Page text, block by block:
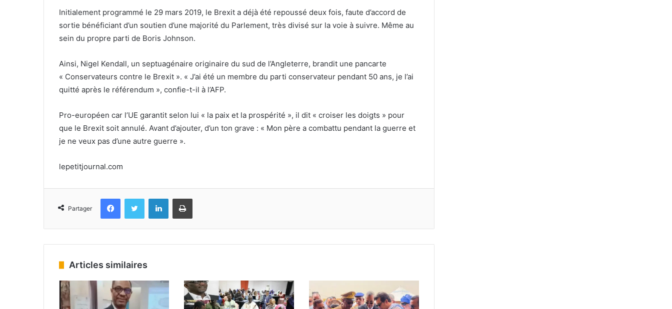
Initialement programmé le 29 mars 2019, le Brexit a déjà été repoussé deux fois, faute d’accord de
sortie bénéficiant d’un soutien d’une majorité du Parlement, très divisé sur la voie à suivre. Même au
sein du propre parti de Boris Johnson.
Ainsi, Nigel Kendall, un septuagénaire originaire du sud de l’Angleterre, brandit une pancarte
« Conservateurs contre le Brexit ». « J’ai été un membre du parti conservateur pendant 50 ans, je l’ai
quitté après le référendum », confie-t-il à l’AFP.
Pro-européen car l’UE garantit selon lui « la paix et la prospérité », il dit « croiser les doigts » pour
que le Brexit soit annulé. Avant d’ajouter, d’un ton grave : « Mon père a combattu pendant la guerre et
je ne veux pas d’une autre guerre ».
lepetitjournal.com
Partager
FacebookTwitter LinkedinImprimer
Articles similaires